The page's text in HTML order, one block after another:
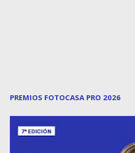
PREMIOS FOTOCASA PRO 2026